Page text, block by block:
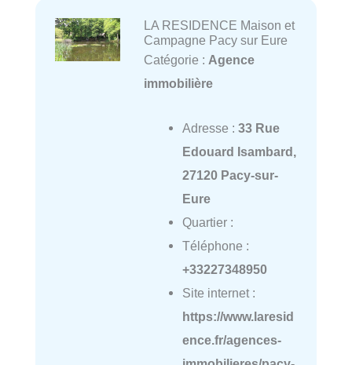
LA RESIDENCE Maison et
Campagne Pacy sur Eure
Catégorie : Agence
immobilière
Adresse : 33 Rue
Edouard Isambard,
27120 Pacy-sur-
Eure
Quartier :
Téléphone :
+33227348950
Site internet :
https://www.laresid
ence.fr/agences-